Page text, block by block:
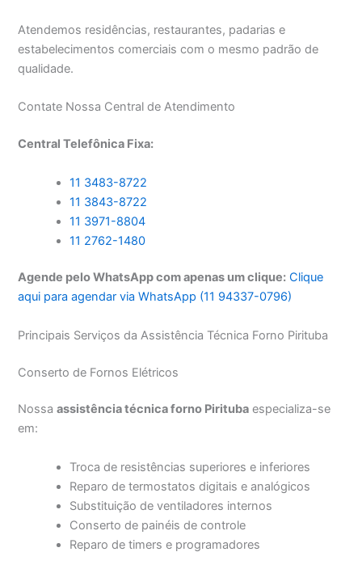
Atendemos residências, restaurantes, padarias e
estabelecimentos comerciais com o mesmo padrão de
qualidade.
Contate Nossa Central de Atendimento
Central Telefônica Fixa:
11 3483-8722
11 3843-8722
11 3971-8804
11 2762-1480
Agende pelo WhatsApp com apenas um clique: Clique
aqui para agendar via WhatsApp (11 94337-0796)
Principais Serviços da Assistência Técnica Forno Pirituba
Conserto de Fornos Elétricos
Nossaassistência técnica forno Pirituba especializa-se
em:
Troca de resistências superiores e inferiores
Reparo de termostatos digitais e analógicos
Substituição de ventiladores internos
Conserto de painéis de controle
Reparo de timers e programadores